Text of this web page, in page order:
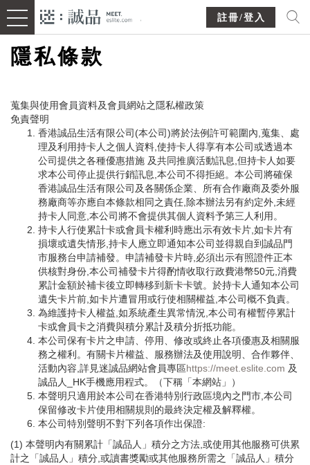
註冊/登入
隱私條款
蒐集與使用會員資料及會員網站之隱私權政策
免責聲明
香港誠品生活有限公司(本公司)將於法例許可範圍內,蒐集、處
理及利用持卡人之個人資料,使持卡人得享有本公司或透過本
公司提供之各種優惠措施 及共同推廣活動訊息,但持卡人如要
求本公司停止提供行銷訊息,本公司不得拒絕。本公司將確保
香港誠品生活有限公司及各關係企業、所有合作廠商及委外服
務廠商等亦應自本條款相同之責任,除本辦法另有約定外,未經
持卡人同意,本公司將不會提供其個人資料予第三人利用。
持卡人行使累計卡或會員卡權利時應出示有效卡片,如卡片有
損壞或遺失情形,持卡人應立即通知本公司並得親自到誠品門
市服務台申請補發。申請補發卡片時,必須出示有照證件正本
供核對身份,本公司補發卡片得酌情收取行政費港幣50元,消費
累計金額於補卡後立即轉移到新卡卡號。於持卡人通知本公司
遺失卡片前,如卡片遭冒用或行使相關權益,本公司概不負責。
為維護持卡人權益,如系統產生異常情況,本公司有權暫停累計
卡或會員卡之消費與積分累計及積分折抵功能。
本公司保有卡片之申請、停用、修改或終止各項優惠及相關服
務之權利。有關卡片權益、服務辦法及使用說明、合作夥伴、
活動內容,詳見迷誠品網站會員專區https://meet.eslite.com 及
誠品人_HK手機應用程式。（下稱「本網站」）
本聲明只適用於本公司在香港特別行政區境內之門市,本公司
保留修改卡片使用相關規則的最終決定權及解釋權。
本公司特別聲明不對下列各項作出保證:
(1) 本聲明内有關累計「誠品人」積分之方法,或使用其他服務可供累
計之「誠品人」積分,或讀書獎勵或其他服務所需之「誠品人」積分